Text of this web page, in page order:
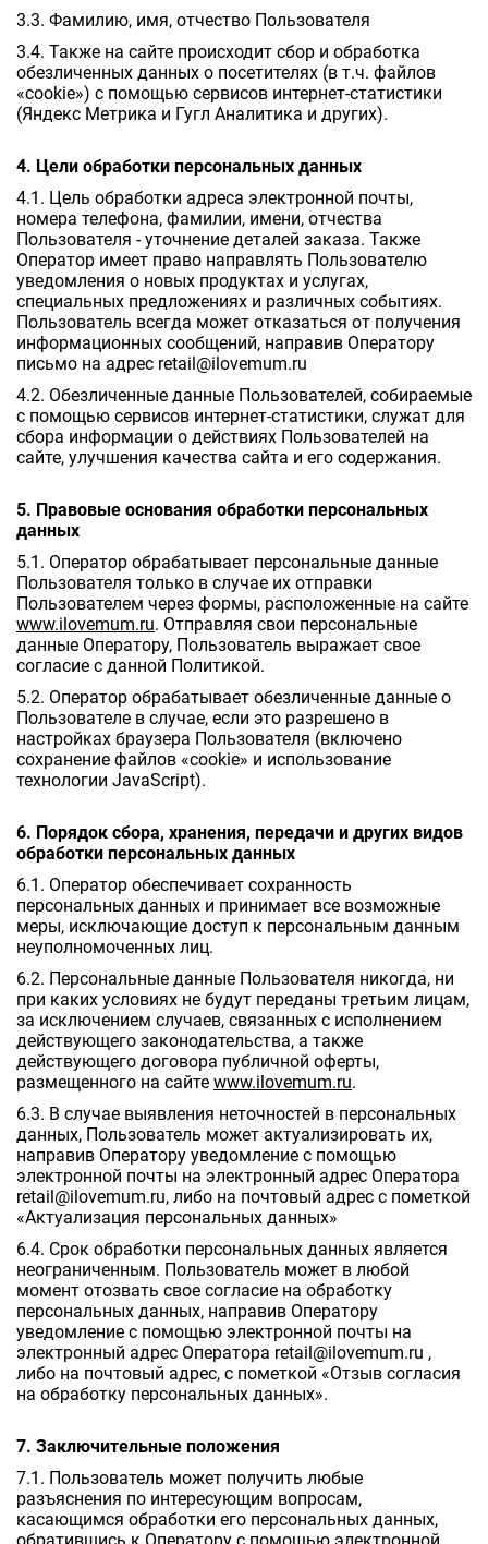
3.3. Фамилию, имя, отчество Пользователя
3.4. Также на сайте происходит сбор и обработка
обезличенных данных о посетителях (в т.ч. файлов
«cookie») с помощью сервисов интернет-статистики
(Яндекс Метрика и Гугл Аналитика и других).
4. Цели обработки персональных данных
4.1. Цель обработки адреса электронной почты,
номера телефона, фамилии, имени, отчества
Пользователя - уточнение деталей заказа. Также
Оператор имеет право направлять Пользователю
уведомления о новых продуктах и услугах,
специальных предложениях и различных событиях.
Пользователь всегда может отказаться от получения
информационных сообщений, направив Оператору
письмо на адрес retail@ilovemum.ru
4.2. Обезличенные данные Пользователей, собираемые
с помощью сервисов интернет-статистики, служат для
сбора информации о действиях Пользователей на
сайте, улучшения качества сайта и его содержания.
5. Правовые основания обработки персональных
данных
5.1. Оператор обрабатывает персональные данные
Пользователя только в случае их отправки
Пользователем через формы, расположенные на сайте
www.ilovemum.ru. Отправляя свои персональные
данные Оператору, Пользователь выражает свое
согласие с данной Политикой.
5.2. Оператор обрабатывает обезличенные данные о
Пользователе в случае, если это разрешено в
настройках браузера Пользователя (включено
сохранение файлов «cookie» и использование
технологии JavaScript).
6. Порядок сбора, хранения, передачи и других видов
обработки персональных данных
6.1. Оператор обеспечивает сохранность
персональных данных и принимает все возможные
меры, исключающие доступ к персональным данным
неуполномоченных лиц.
6.2. Персональные данные Пользователя никогда, ни
при каких условиях не будут переданы третьим лицам,
за исключением случаев, связанных с исполнением
действующего законодательства, а также
действующего договора публичной оферты,
размещенного на сайте www.ilovemum.ru.
6.3. В случае выявления неточностей в персональных
данных, Пользователь может актуализировать их,
направив Оператору уведомление с помощью
электронной почты на электронный адрес Оператора
retail@ilovemum.ru, либо на почтовый адрес с пометкой
«Актуализация персональных данных»
6.4. Срок обработки персональных данных является
неограниченным. Пользователь может в любой
момент отозвать свое согласие на обработку
персональных данных, направив Оператору
уведомление с помощью электронной почты на
электронный адрес Оператора retail@ilovemum.ru ,
либо на почтовый адрес, с пометкой «Отзыв согласия
на обработку персональных данных».
7. Заключительные положения
7.1. Пользователь может получить любые
разъяснения по интересующим вопросам,
касающимся обработки его персональных данных,